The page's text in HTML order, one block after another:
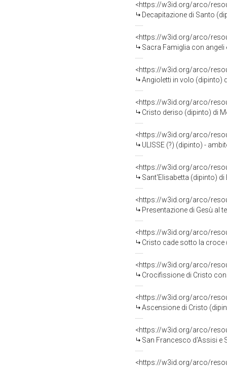
<https://w3id.org/arco/
Decapitazione di Santo
<https://w3id.org/arco/
Sacra Famiglia con angeli
<https://w3id.org/arco/
Angioletti in volo (dipinto)
<https://w3id.org/arco/
Cristo deriso (dipinto) di
<https://w3id.org/arco/
ULISSE (?) (dipinto) -
<https://w3id.org/arco/
Sant'Elisabetta (dipinto)
<https://w3id.org/arco/
Presentazione di Gesù al
<https://w3id.org/arco/
Cristo cade sotto la croce
<https://w3id.org/arco/
Crocifissione di Cristo con la
<https://w3id.org/arco/
Ascensione di Cristo
<https://w3id.org/arco/
San Francesco d'Assisi e
<https://w3id.org/arco/